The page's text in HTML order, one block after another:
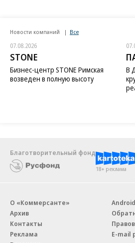
Новости компаний Все
07.08.2026
STONE
Бизнес-центр STONE Римская
возведен в полную высоту
В
Благотворительный фонд
18+ реклама
О «Коммерсанте»
Архив
Контакты
Реклама
Android
E-mail